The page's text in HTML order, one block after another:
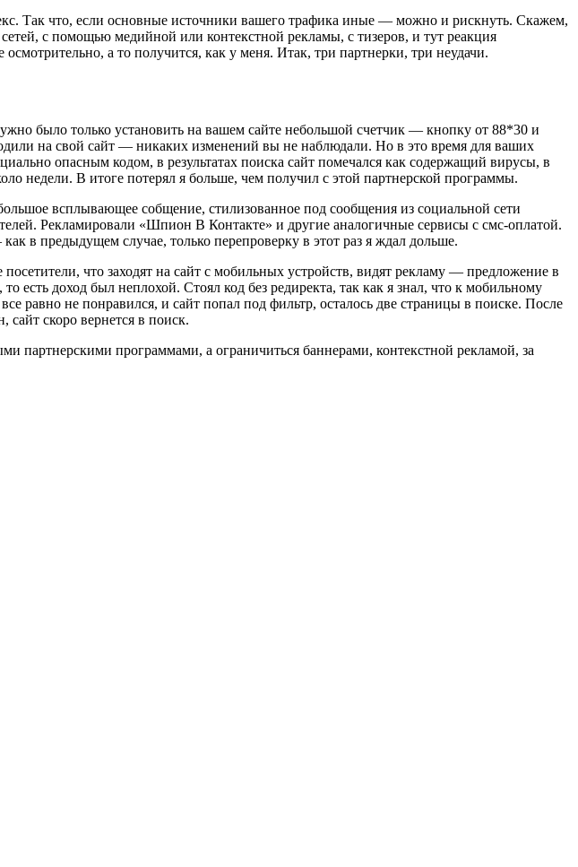
Так что, если основные источники вашего трафика иные — можно и рискнуть. Скажем,
с помощью медийной или контекстной рекламы, с тизеров, и тут реакция
а то получится, как у меня. Итак, три партнерки, три неудачи.
было только установить на вашем сайте небольшой счетчик — кнопку от 88*30 и
на свой сайт — никаких изменений вы не наблюдали. Но в это время для ваших
опасным кодом, в результатах поиска сайт помечался как содержащий вирусы, в
недели. В итоге потерял я больше, чем получил с этой партнерской программы.
всплывающее собщение, стилизованное под сообщения из социальной сети
Рекламировали «Шпион В Контакте» и другие аналогичные сервисы с смс-оплатой.
в предыдущем случае, только перепроверку в этот раз я ждал дольше.
что заходят на сайт с мобильных устройств, видят рекламу — предложение в
есть доход был неплохой. Стоял код без редиректа, так как я знал, что к мобильному
равно не понравился, и сайт попал под фильтр, осталось две страницы в поиске. После
сайт скоро вернется в поиск.
партнерскими программами, а ограничиться баннерами, контекстной рекламой, за